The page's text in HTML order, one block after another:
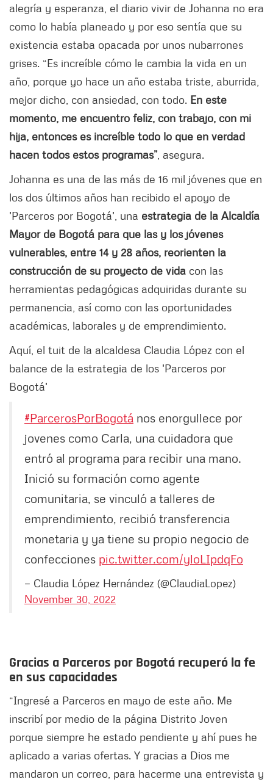
alegría y esperanza, el diario vivir de Johanna no era
como lo había planeado y por eso sentía que su
existencia estaba opacada por unos nubarrones
grises. “Es increíble cómo le cambia la vida en un
año, porque yo hace un año estaba triste, aburrida,
mejor dicho, con ansiedad, con todo. En este
momento, me encuentro feliz, con trabajo, con mi
hija, entonces es increíble todo lo que en verdad
hacen todos estos programas” , asegura.
Johanna es una de las más de 16 mil jóvenes que en
los dos últimos años han recibido el apoyo de
'Parceros por Bogotá', una estrategia de la Alcaldía
Mayor de Bogotá para que las y los jóvenes
vulnerables, entre 14 y 28 años, reorienten la
construcción de su proyecto de vida con las
herramientas pedagógicas adquiridas durante su
permanencia, así como con las oportunidades
académicas, laborales y de emprendimiento.
Aquí, el tuit de la alcaldesa Claudia López con el
balance de la estrategia de los 'Parceros por
Bogotá'
#ParcerosPorBogotá nos enorgullece por
jovenes como Carla, una cuidadora que
entró al programa para recibir una mano.
Inició su formación como agente
comunitaria, se vinculó a talleres de
emprendimiento, recibió transferencia
monetaria y ya tiene su propio negocio de
confecciones pic.twitter.com/yloLIpdqFo
— Claudia López Hernández (@ClaudiaLopez)
November 30, 2022
Gracias a Parceros por Bogotá recuperó la fe
en sus capacidades
“Ingresé a Parceros en mayo de este año. Me
inscribí por medio de la página Distrito Joven
porque siempre he estado pendiente y ahí pues he
aplicado a varias ofertas. Y gracias a Dios me
mandaron un correo, para hacerme una entrevista y